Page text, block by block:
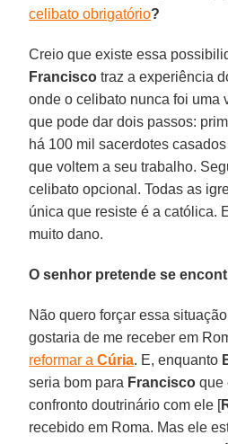
celibato obrigatório?
Creio que existe essa
Francisco traz a experiência
onde o celibato nunca foi uma
que pode dar dois passos:
há 100 mil sacerdotes
que voltem a seu trabalho.
celibato opcional. Todas as
única que resiste é a católica.
muito dano.
O senhor pretende se
Não quero forçar essa
gostaria de me receber em
reformar aCúria. E, enquanto
seria bom para Francisco que
confronto doutrinário com ele [
recebido em Roma. Mas ele